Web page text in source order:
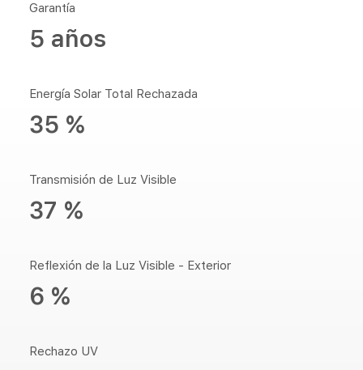
Garantía
5 años
Energía Solar Total Rechazada
35 %
Transmisión de Luz Visible
37 %
Reflexión de la Luz Visible - Exterior
6 %
Rechazo UV